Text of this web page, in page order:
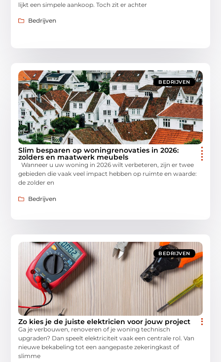
lijkt een simpele aankoop. Toch zit er achter
Bedrijven
BEDRIJVEN
Slim besparen op woningrenovaties in 2026:
zolders en maatwerk meubels
Wanneer u uw woning in 2026 wilt verbeteren, zijn er twee
gebieden die vaak veel impact hebben op ruimte en waarde:
de zolder en
Bedrijven
BEDRIJVEN
Zo kies je de juiste elektricien voor jouw project
Ga je verbouwen, renoveren of je woning technisch
upgraden? Dan speelt elektriciteit vaak een centrale rol. Van
nieuwe bekabeling tot een aangepaste zekeringkast of
slimme